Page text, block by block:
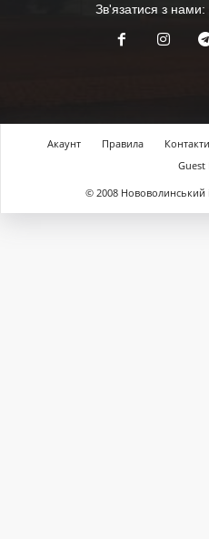
Зв'язатися з нами:
Акаунт Правила Контакти
Guest
© 2008 Нововолинський